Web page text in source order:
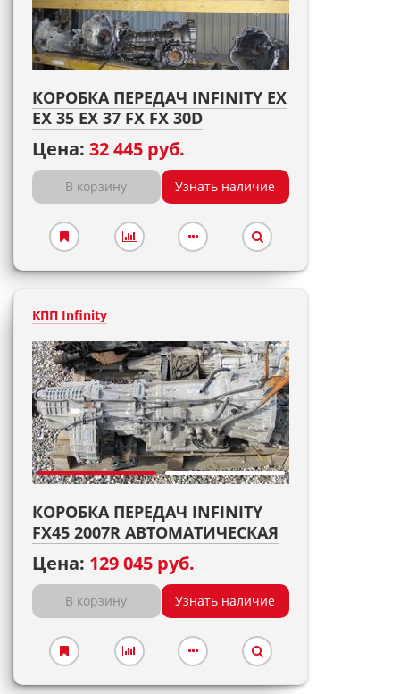
КОРОБКА ПЕРЕДАЧ INFINITY EX
EX 35 EX 37 FX FX 30D
Цена: 32 445 руб.
В корзину Узнать наличие
КПП Infinity
КОРОБКА ПЕРЕДАЧ INFINITY
FX45 2007R АВТОМАТИЧЕСКАЯ
Цена: 129 045 руб.
В корзину Узнать наличие